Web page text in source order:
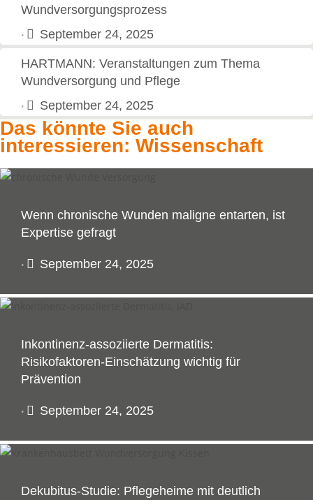
Wundversorgungsprozess
• September 24, 2025
HARTMANN: Veranstaltungen zum Thema
Wundversorgung und Pflege
• September 24, 2025
Das könnte Sie auch
interessieren: Wissenschaft
Wenn chronische Wunden maligne entarten, ist
Expertise gefragt
• September 24, 2025
Inkontinenz-assoziierte Dermatitis:
Risikofaktoren-Einschätzung wichtig für
Prävention
• September 24, 2025
Dekubitus-Studie: Pflegeheime mit deutlich